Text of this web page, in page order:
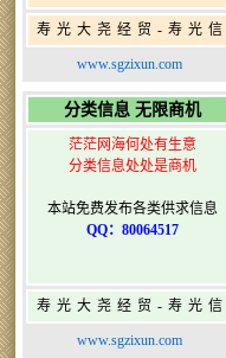
寿光大尧经贸-寿光信
息网-免费信息发布网-
www.sgzixun.com
分类信息 无限商机
茫茫网海何处有生意
分类信息处处是商机
本站免费发布各类供求信息
QQ：80064517
寿光大尧经贸-寿光信
息网-免费信息发布网-
www.sgzixun.com